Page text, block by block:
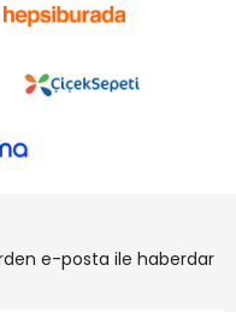
e-posta ile haberdar